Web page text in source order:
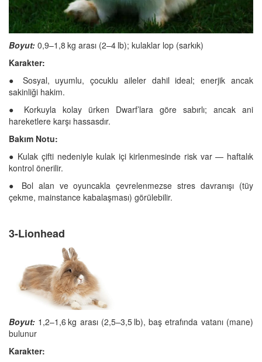
Boyut: 0,9–1,8 kg arası (2–4 lb); kulaklar lop (sarkık)
Karakter:
● Sosyal, uyumlu, çocuklu aileler dahil ideal; enerjik ancak
sakinliği hakim.
● Korkuyla kolay ürken Dwarf’lara göre sabırlı; ancak ani
hareketlere karşı hassasdır.
Bakım Notu:
● Kulak çifti nedeniyle kulak içi kirlenmesinde risk var — haftalık
kontrol önerilir.
● Bol alan ve oyuncakla çevrelenmezse stres davranışı (tüy
çekme, mainstance kabalaşması) görülebilir.
3-Lionhead
Boyut: 1,2–1,6 kg arası (2,5–3,5 lb), baş etrafında vatanı (mane)
bulunur
Karakter: